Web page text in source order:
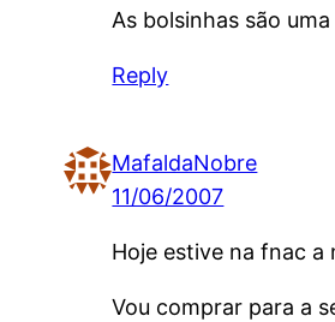
As bolsinhas são
Reply
MafaldaNobre
11/06/2007
Hoje estive na fnac a
Vou comprar para a